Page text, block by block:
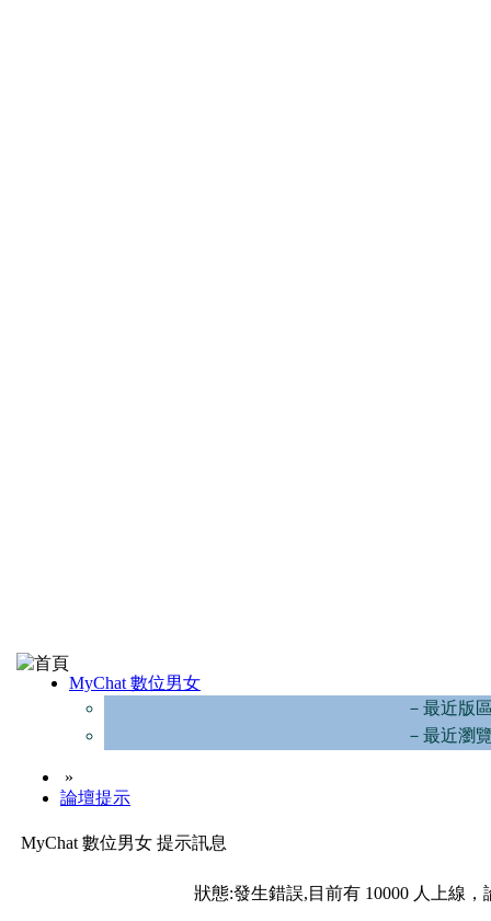
MyChat 數位男女
－最近版
－最近瀏
»
論壇提示
MyChat 數位男女 提示訊息
狀態:發生錯誤,目前有 10000 人上線